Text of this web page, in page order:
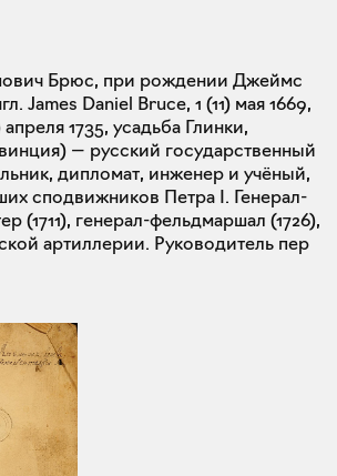
Брюс, при рождении Джеймс
James Daniel Bruce, 1 (11) мая 1669,
1735, усадьба Глинки,
— русский государственный
дипломат, инженер и учёный,
сподвижников Петра I. Генерал-
(1711), генерал-фельдмаршал (1726),
артиллерии. Руководитель пер